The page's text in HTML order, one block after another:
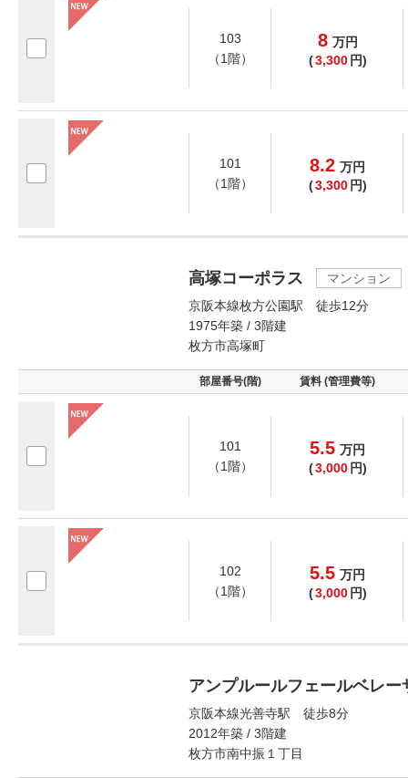
103
（1階）
8 万円
(3,300 円)
101
（1階）
8.2 万円
(3,300 円)
高塚コーポラス
マンション
京阪本線枚方公園駅 徒歩12分
1975年築 / 3階建
枚方市高塚町
部屋番号(階) 賃料 (管理費等)
101
（1階）
5.5 万円
(3,000 円)
102
（1階）
5.5 万円
(3,000 円)
アンプルールフェールベレー
京阪本線光善寺駅 徒歩8分
2012年築 / 3階建
枚方市南中振１丁目